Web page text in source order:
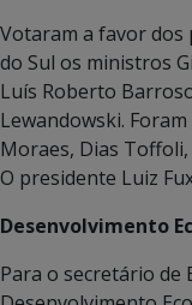
Votaram a favor
do Sul os ministros
Luís Roberto
Lewandowski.
Moraes, Dias
O presidente Luiz
Desenvolvimento
Para o secretário de